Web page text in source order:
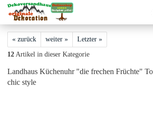
« zurück weiter » Letzter »
12 Artikel in dieser Kategorie
Landhaus Küchenuhr "die frechen Früchte"
chic style